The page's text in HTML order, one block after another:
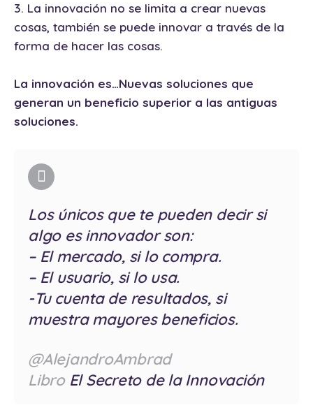
3. La innovación no se limita a crear nuevas
cosas, también se puede innovar a través de la
forma de hacer las cosas.
La innovación es…Nuevas soluciones que
generan un beneficio superior a las antiguas
soluciones.
Los únicos que te pueden decir si
algo es innovador son:
– El mercado, si lo compra.
– El usuario, si lo usa.
-Tu cuenta de resultados, si
muestra mayores beneficios.
@AlejandroAmbrad
Libro El Secreto de la Innovación